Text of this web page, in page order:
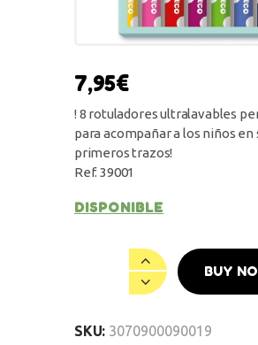
7,95€
! 8 rotuladores ultralavables
para acompañar a los niños en
primeros trazos!
Ref. 39001
DISPONIBLE
BUY
SKU: 3070900090019